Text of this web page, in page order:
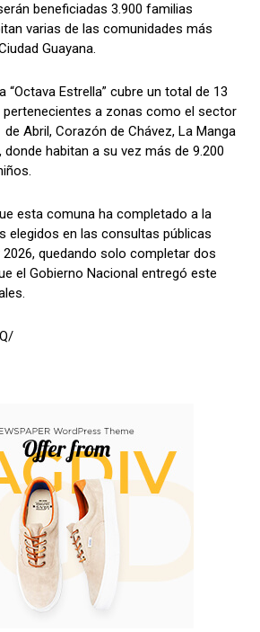
beneficiadas 3.900 familias
varias de las comunidades más
Guayana.
“Octava Estrella” cubre un total de 13
a zonas como el sector
Abril, Corazón de Chávez, La Manga
donde habitan a su vez más de 9.200
esta comuna ha completado a la
elegidos en las consultas públicas
quedando solo completar dos
el Gobierno Nacional entregó este